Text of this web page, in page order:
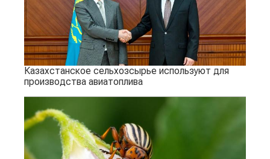
Казахстанское сельхозсырье используют для
производства авиатоплива